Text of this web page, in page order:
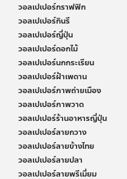
วอลเปเปอร์กราฟฟิก
วอลเปเปอร์กินรี
วอลเปเปอร์ญี่ปุ่น
วอลเปเปอร์ดอกไม้
วอลเปเปอร์นกกระเรียน
วอลเปเปอร์ฝ้าเพดาน
วอลเปเปอร์ภาพถ่ายเมือง
วอลเปเปอร์ภาพวาด
วอลเปเปอร์ร้านอาหารญี่ปุ่น
วอลเปเปอร์ลายกวาง
วอลเปเปอร์ลายข้างไทย
วอลเปเปอร์ลายปลา
วอลเปเปอร์ลายพรีเมี่ยม